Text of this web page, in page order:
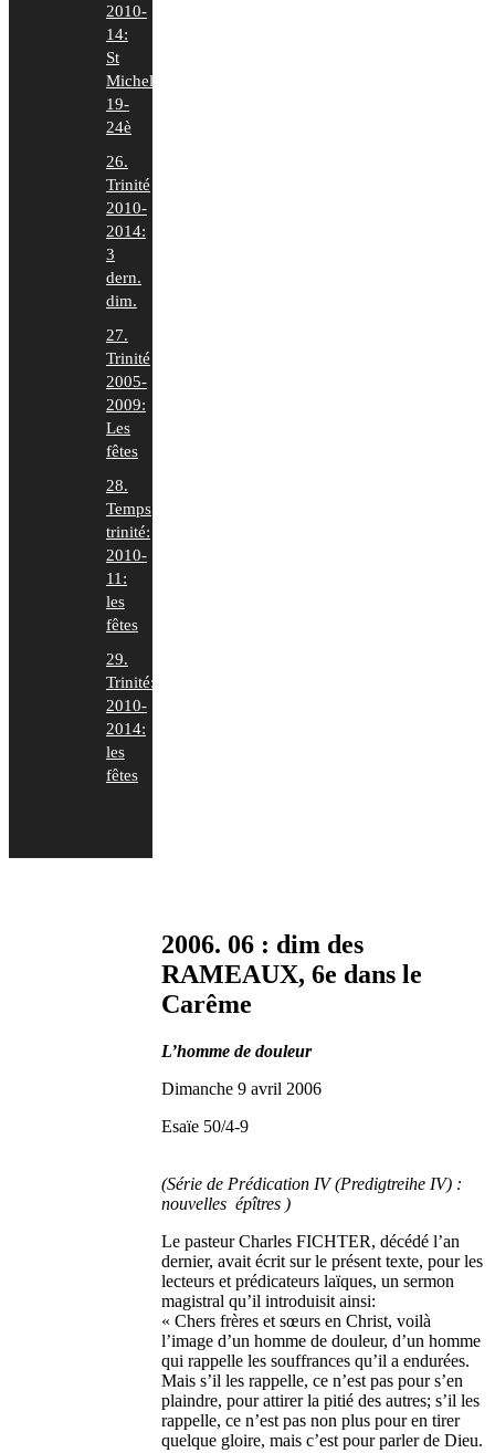
2006. 06 : dim des
RAMEAUX, 6e dans le
Carême
L’homme de douleur
Dimanche 9 avril 2006
Esaïe 50/4-9
(Série de Prédication IV (Predigtreihe IV) :
nouvelles épîtres )
Le pasteur Charles FICHTER, décédé l’an
dernier, avait écrit sur le présent texte, pour les
lecteurs et prédicateurs laïques, un sermon
magistral qu’il introduisit ainsi:
« Chers frères et sœurs en Christ, voilà
l’image d’un homme de douleur, d’un homme
qui rappelle les souffrances qu’il a endurées.
Mais s’il les rappelle, ce n’est pas pour s’en
plaindre, pour attirer la pitié des autres; s’il les
rappelle, ce n’est pas non plus pour en tirer
quelque gloire, mais c’est pour parler de Dieu.
2010-
14:
St
Michel
19-
24è
26.
Trinité
2010-
2014:
3
dern.
dim.
27.
Trinité
2005-
2009:
Les
fêtes
28.
Temps
trinité:
2010-
11:
les
fêtes
29.
Trinité:
2010-
2014:
les
fêtes